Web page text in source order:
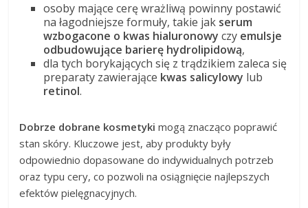
osoby mające cerę wrażliwą powinny postawić
na łagodniejsze formuły, takie jak serum
wzbogacone o kwas hialuronowy czy emulsje
odbudowujące barierę hydrolipidową,
dla tych borykających się z trądzikiem zaleca się
preparaty zawierające kwas salicylowy lub
retinol.
Dobrze dobrane kosmetyki mogą znacząco poprawić
stan skóry. Kluczowe jest, aby produkty były
odpowiednio dopasowane do indywidualnych potrzeb
oraz typu cery, co pozwoli na osiągnięcie najlepszych
efektów pielęgnacyjnych.